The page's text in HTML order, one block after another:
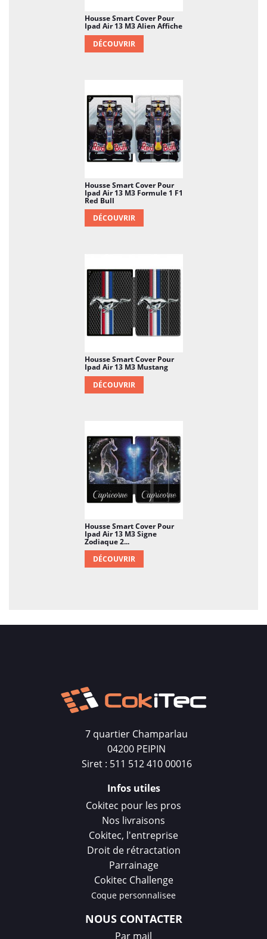
Housse Smart Cover Pour
Ipad Air 13 M3 Alien Affiche
DÉCOUVRIR
Housse Smart Cover Pour
Ipad Air 13 M3 Formule 1 F1
Red Bull
DÉCOUVRIR
Housse Smart Cover Pour
Ipad Air 13 M3 Mustang
DÉCOUVRIR
Housse Smart Cover Pour
Ipad Air 13 M3 Signe
Zodiaque 2...
DÉCOUVRIR
7 quartier Champarlau
04200 PEIPIN
Siret : 511 512 410 00016
Infos utiles
Cokitec pour les pros
Nos livraisons
Cokitec, l'entreprise
Droit de rétractation
Parrainage
Cokitec Challenge
Coque personnalisee
NOUS CONTACTER
Par mail